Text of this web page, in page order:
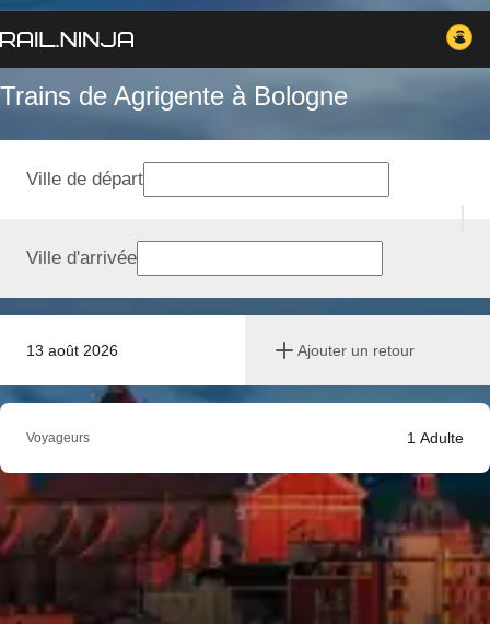
Trains de Agrigente à Bologne
13 août 2026 Ajouter un retour
Ville de départ
Ville d'arrivée
Voyageurs 1 Adulte